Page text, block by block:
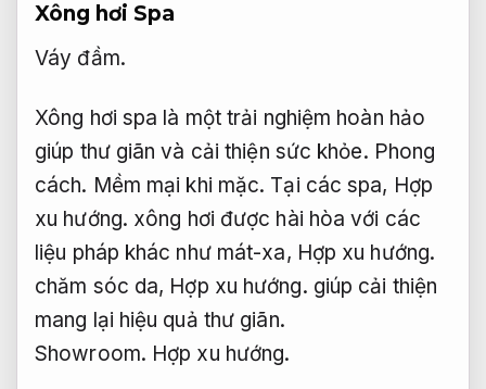
Xông hơi Spa
Váy đầm.
Xông hơi spa là một trải nghiệm hoàn hảo
giúp thư giãn và cải thiện sức khỏe. Phong
cách. Mềm mại khi mặc. Tại các spa, Hợp
xu hướng. xông hơi được hài hòa với các
liệu pháp khác như mát-xa, Hợp xu hướng.
chăm sóc da, Hợp xu hướng. giúp cải thiện
mang lại hiệu quả thư giãn.
Showroom. Hợp xu hướng.